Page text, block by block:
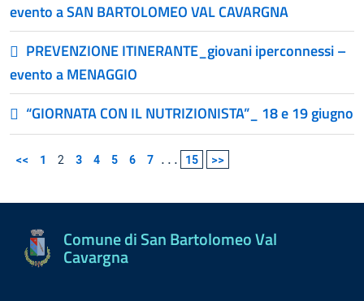
evento a SAN BARTOLOMEO VAL CAVARGNA
PREVENZIONE ITINERANTE_giovani iperconnessi –
evento a MENAGGIO
“GIORNATA CON IL NUTRIZIONISTA”_ 18 e 19 giugno
<< 1 2 3 4 5 6 7 ... 15 >>
Comune di San Bartolomeo Val
Cavargna